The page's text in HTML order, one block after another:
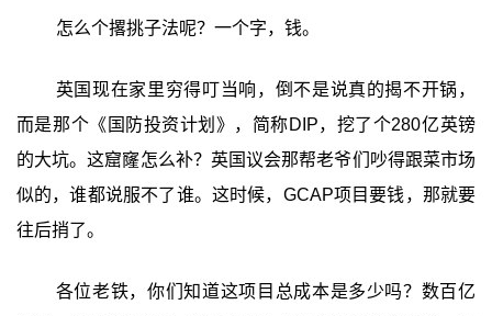
怎么个撂挑子法呢？一个字，钱。
英国现在家里穷得叮当响，倒不是说真的揭不开锅，
而是那个《国防投资计划》，简称DIP，挖了个280亿英镑
的大坑。这窟窿怎么补？英国议会那帮老爷们吵得跟菜市场
似的，谁都说服不了谁。这时候，GCAP项目要钱，那就要
往后捎了。
各位老铁，你们知道这项目总成本是多少吗？数百亿